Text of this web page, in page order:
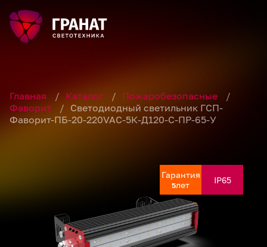
Главная / Каталог / Пожаробезопасные
/
Фаворит
/ Светодиодный светильник ГСП-
Фаворит-ПБ-20-220VAC-5К-Д120-С-ПР-65-У
Гарантия
5лет IP65
Гарантия
5лет IP65
Гарантия
5лет IP65
Гарантия
5лет IP65
Гарантия
5лет IP65